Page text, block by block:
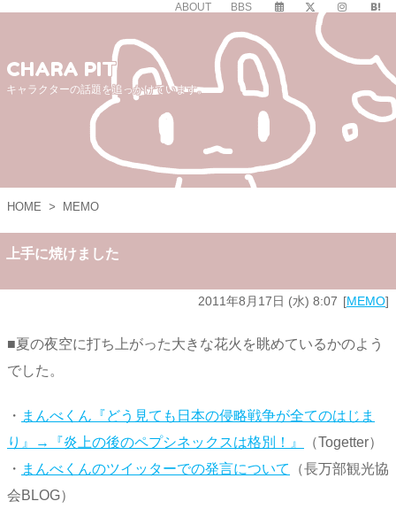
ABOUT BBS
CHARA PIT
キャラクターの話題を追っかけています。
HOME > MEMO
上手に焼けました
2011年8月17日 (水) 8:07 MEMO
■夏の夜空に打ち上がった大きな花火を眺めているかのよう
でした。
・ まんべくん『どう見ても日本の侵略戦争が全てのはじま
り』→『炎上の後のペプシネックスは格別！』
（Togetter）
・ まんべくんのツイッターでの発言について
（長万部観光協
会BLOG）